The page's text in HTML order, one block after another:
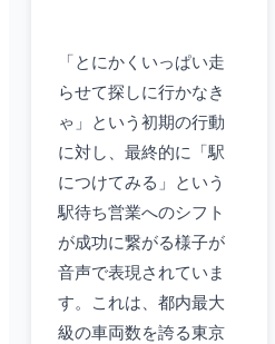
「とにかくいっぱい走
らせて探しに行かなき
ゃ」という初期の行動
に対し、最終的に「駅
につけてみる」という
駅待ち営業へのシフト
が成功に繋がる様子が
音声で表現されていま
す。これは、都内最大
級の車両数を誇る東京